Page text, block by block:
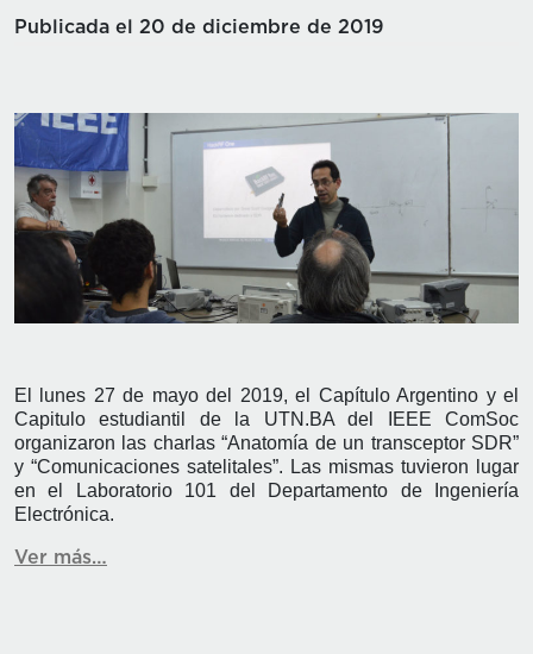
Publicada el 20 de diciembre de 2019
El lunes 27 de mayo del 2019, el Capítulo Argentino y el
Capitulo estudiantil de la UTN.BA del IEEE ComSoc
organizaron las charlas “Anatomía de un transceptor SDR”
y “Comunicaciones satelitales”. Las mismas tuvieron lugar
en el Laboratorio 101 del Departamento de Ingeniería
Electrónica.
Ver más…